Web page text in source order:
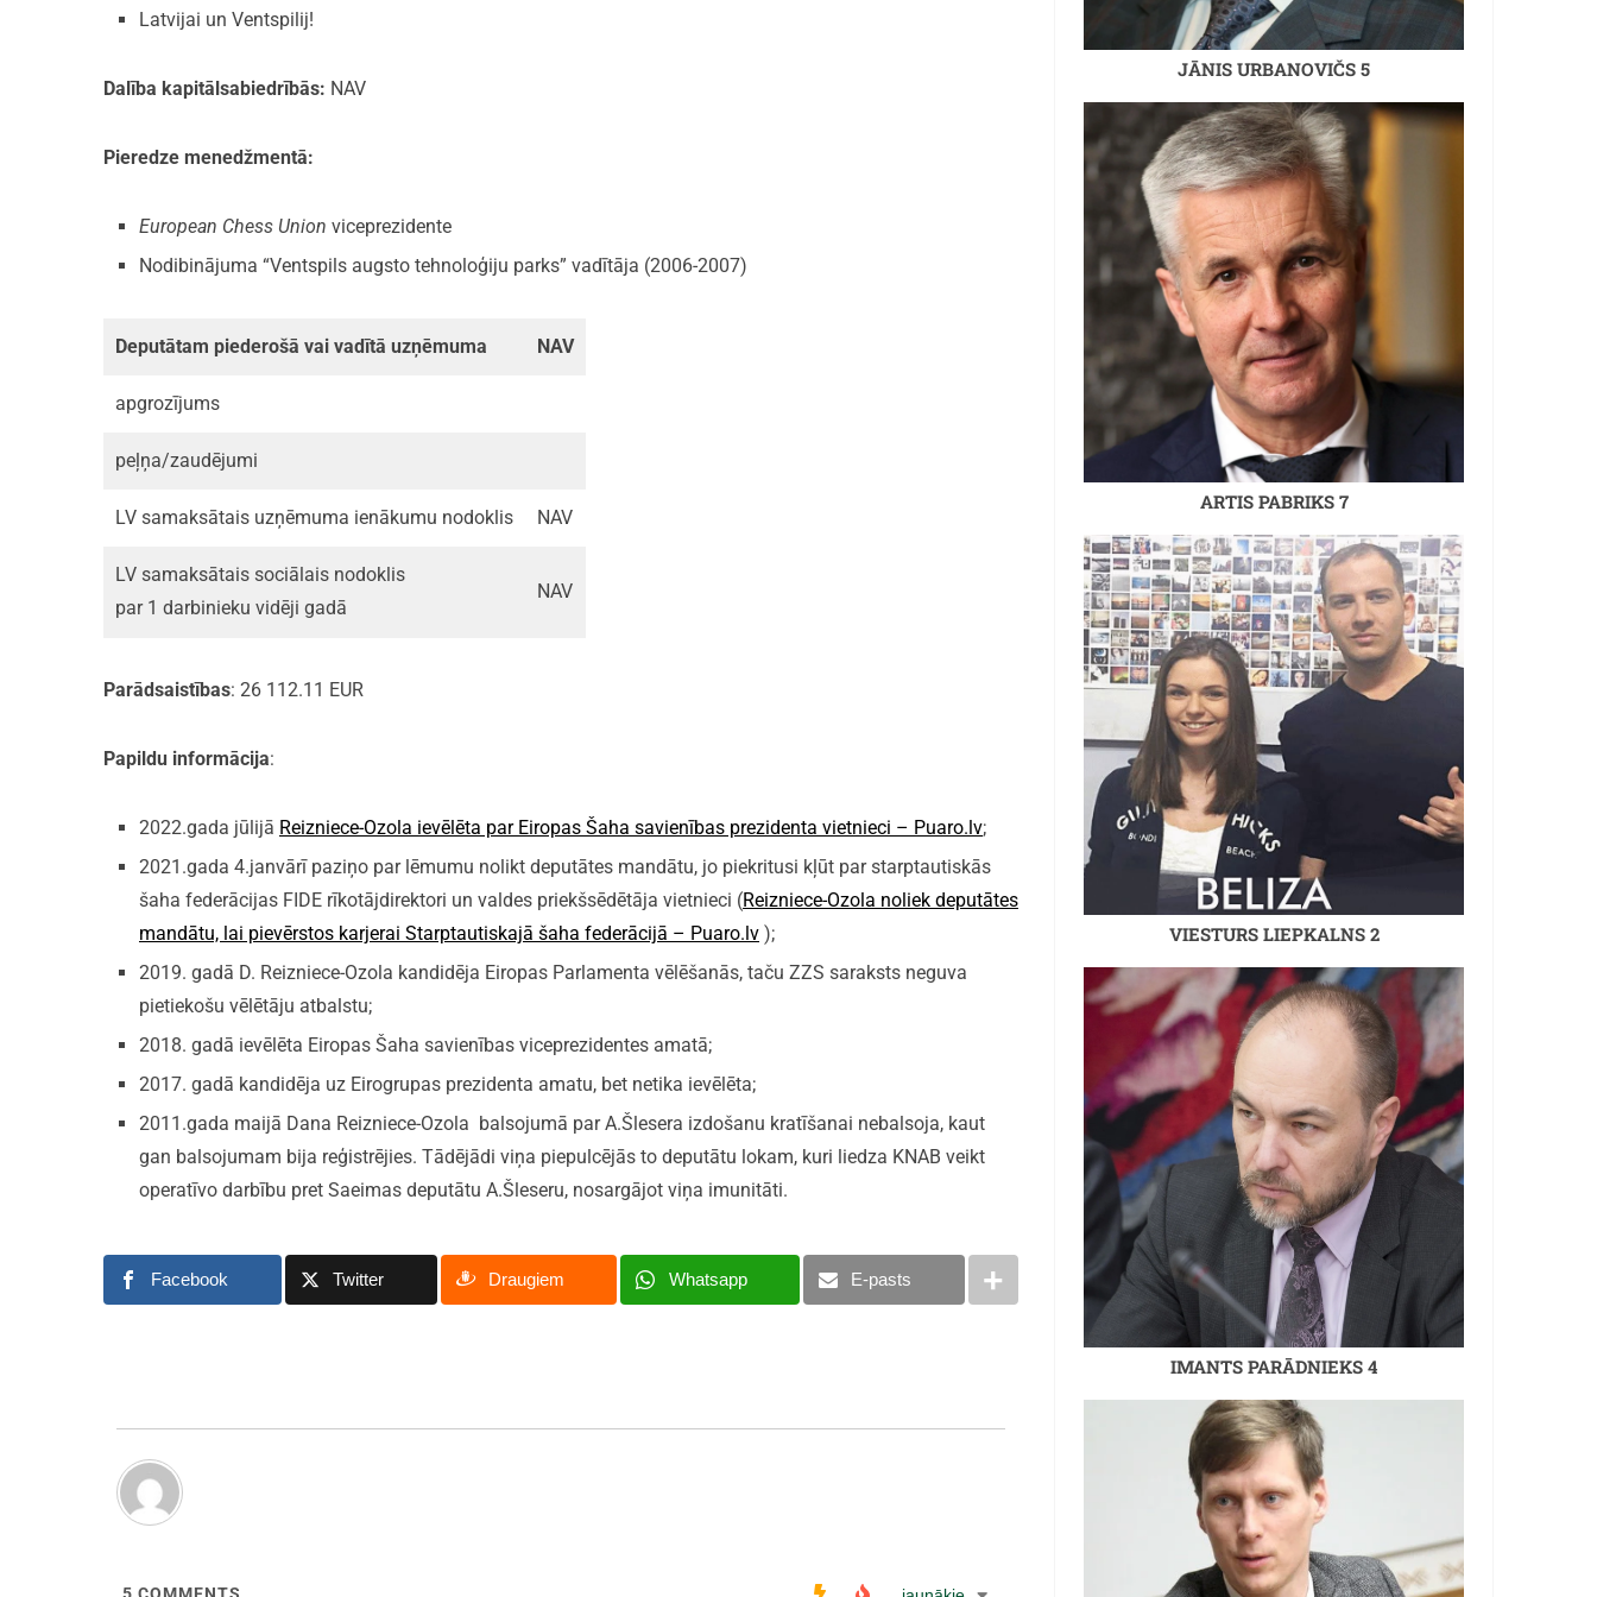
Latvijai un Ventspilij!
Dalība kapitālsabiedrībās: NAV
Pieredze menedžmentā:
European Chess Union viceprezidente
Nodibinājuma “Ventspils augsto tehnoloģiju parks” vadītāja (2006-2007)
Deputātam piederošā vai vadītā uzņēmuma NAV
apgrozījums
peļņa/zaudējumi
LV samaksātais uzņēmuma ienākumu nodoklis NAV
LV samaksātais sociālais nodoklis
par 1 darbinieku vidēji gadā
NAV
Parādsaistības: 26 112.11 EUR
Papildu informācija:
2022.gada jūlijā Reizniece-Ozola ievēlēta par Eiropas Šaha savienības prezidenta vietnieci – Puaro.lv;
2021.gada 4.janvārī paziņo par lēmumu nolikt deputātes mandātu, jo piekritusi kļūt par starptautiskās
šaha federācijas FIDE rīkotājdirektori un valdes priekšsēdētāja vietnieci (Reizniece-Ozola noliek deputātes
mandātu, lai pievērstos karjerai Starptautiskajā šaha federācijā – Puaro.lv );
2019. gadā D. Reizniece-Ozola kandidēja Eiropas Parlamenta vēlēšanās, taču ZZS saraksts neguva
pietiekošu vēlētāju atbalstu;
2018. gadā ievēlēta Eiropas Šaha savienības viceprezidentes amatā;
2017. gadā kandidēja uz Eirogrupas prezidenta amatu, bet netika ievēlēta;
2011.gada maijā Dana Reizniece-Ozola balsojumā par A.Šlesera izdošanu kratīšanai nebalsoja, kaut
gan balsojumam bija reģistrējies. Tādējādi viņa piepulcējās to deputātu lokam, kuri liedza KNAB veikt
operatīvo darbību pret Saeimas deputātu A.Šleseru, nosargājot viņa imunitāti.
Facebook Twitter Draugiem Whatsapp E-pasts
JĀNIS URBANOVIČS 5
ARTIS PABRIKS 7
VIESTURS LIEPKALNS 2
IMANTS PARĀDNIEKS 4